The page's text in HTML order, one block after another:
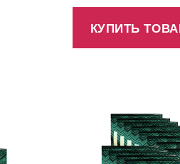
КУПИТЬ